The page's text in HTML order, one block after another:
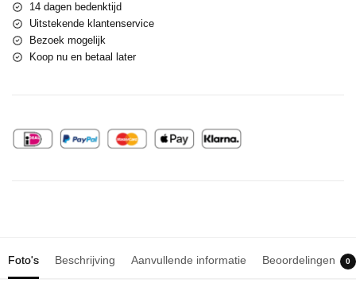
14 dagen bedenktijd
Uitstekende klantenservice
Bezoek mogelijk
Koop nu en betaal later
Foto's Beschrijving Aanvullende informatie Beoordelingen 0